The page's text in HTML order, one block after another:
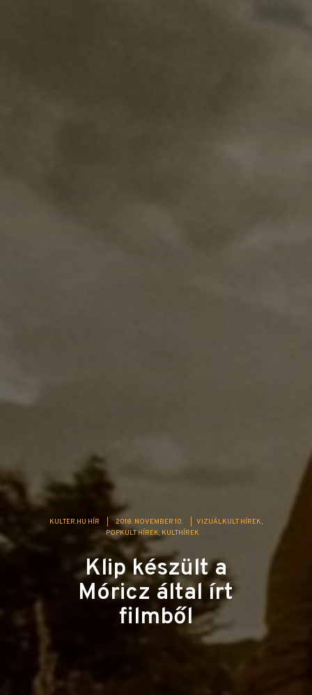
KULTER.HU HÍR 2018. NOVEMBER 10.
VIZUÁLKULT HÍREK
POPKULT HÍREK KULTHÍREK
Klip készült a
Móricz által írt
filmből